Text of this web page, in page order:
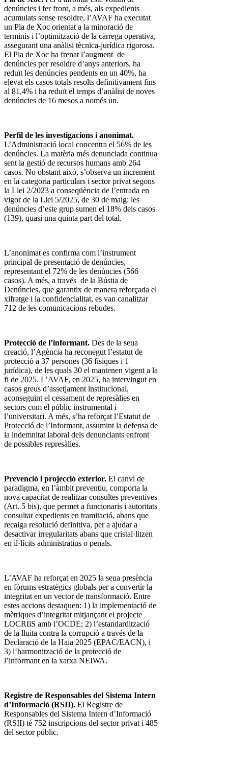
denúncies i fer front, a més, als expedients
acumulats sense resoldre, l’AVAF ha executat
un Pla de Xoc orientat a la minoració de
terminis i l’optimització de la càrrega operativa,
assegurant una anàlisi tècnica-jurídica rigorosa.
El Pla de Xoc ha frenat l’augment de
denúncies per resoldre d’anys anteriors, ha
reduït les denúncies pendents en un 40%, ha
elevat els casos totals resolts definitivament fins
al 81,4% i ha reduït el temps d’anàlisi de noves
denúncies de 16 mesos a només un.
Perfil de les investigacions i anonimat.
L’Administració local concentra el 56% de les
denúncies. La matèria més denunciada continua
sent la gestió de recursos humans amb 264
casos. No obstant això, s’observa un increment
en la categoria particulars i sector privat segons
la Llei 2/2023 a conseqüència de l’entrada en
vigor de la Llei 5/2025, de 30 de maig: les
denúncies d’este grup sumen el 18% dels casos
(139), quasi una quinta part del total.
L’anonimat es confirma com l’instrument
principal de presentació de denúncies,
representant el 72% de les denúncies (566
casos). A més, a través de la Bústia de
Denúncies, que garantix de manera reforçada el
xifratge i la confidencialitat, es van canalitzar
712 de les comunicacions rebudes.
Protecció de l’informant. Des de la seua
creació, l’Agència ha reconegut l’estatut de
protecció a 37 persones (36 físiques i 1
jurídica), de les quals 30 el mantenen vigent a la
fi de 2025. L’AVAF, en 2025, ha intervingut en
casos greus d’assetjament institucional,
aconseguint el cessament de represàlies en
sectors com el públic instrumental i
l’universitari. A més, s’ha reforçat l’Estatut de
Protecció de l’Informant, assumint la defensa de
la indemnitat laboral dels denunciants enfront
de possibles represàlies.
Prevenció i projecció exterior. El canvi de
paradigma, en l’àmbit preventiu, comporta la
nova capacitat de realitzar consultes preventives
(Art. 5 bis), que permet a funcionaris i autoritats
consultar expedients en tramitació, abans que
recaiga resolució definitiva, per a ajudar a
desactivar irregularitats abans que cristal·litzen
en il·lícits administratius o penals.
L’AVAF ha reforçat en 2025 la seua presència
en fòrums estratègics globals per a convertir la
integritat en un vector de transformació. Entre
estes accions destaquen: 1) la implementació de
mètriques d’integritat mitjançant el projecte
LOCRIiS amb l’OCDE; 2) l’estandardització
de la lluita contra la corrupció a través de la
Declaració de la Haia 2025 (EPAC/EACN), i
3) l‘harmonització de la protecció de
l’informant en la xarxa NEIWA.
Registre de Responsables del Sistema Intern
d’Informació (RSII). El Registre de
Responsables del Sistema Intern d’Informació
(RSII) té 752 inscripcions del sector privat i 485
del sector públic.